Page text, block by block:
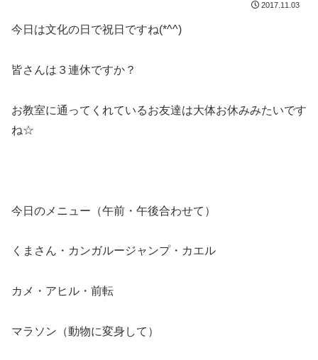
2017.11.03
今日は文化の日で祝日ですね(*^^)
皆さんは３連休ですか？
お教室に通ってくれているお友達は大体お休みみたいです
ね☆
今日のメニュー（午前・午後合わせて）
くまさん・カンガルージャンプ・カエル
カメ・アヒル・前転
マラソン（動物に変身して）